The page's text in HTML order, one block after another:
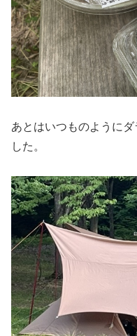
あとはいつものように
した。